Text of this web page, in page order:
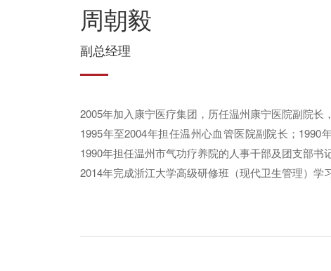
周朝毅
副总经理
2005年加入康宁医疗集团，历任温州康宁医院副院长
1995年至2004年担任温州心血管医院副院长；1990
1990年担任温州市气功疗养院的人事干部及团支部书
2014年完成浙江大学高级研修班（现代卫生管理）学